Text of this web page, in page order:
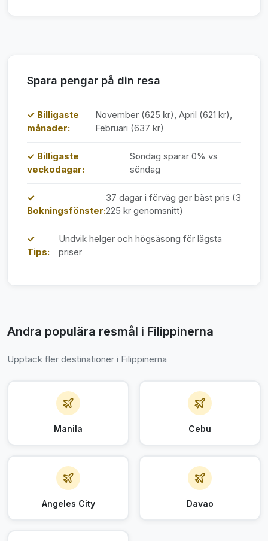
Spara pengar på din resa
✓ Billigaste
månader:
November (625 kr), April (621 kr),
Februari (637 kr)
✓ Billigaste
veckodagar:
Söndag sparar 0% vs
söndag
✓
Bokningsfönster:
37 dagar i förväg ger bäst pris (3
225 kr genomsnitt)
✓
Tips:
Undvik helger och högsäsong för lägsta
priser
Andra populära resmål i Filippinerna
Upptäck fler destinationer i Filippinerna
Manila Cebu
Angeles City Davao